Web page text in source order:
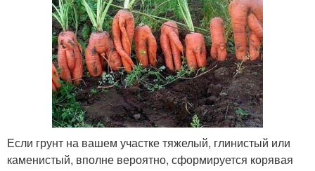
Если грунт на вашем участке тяжелый, глинистый или
каменистый, вполне вероятно, сформируется корявая